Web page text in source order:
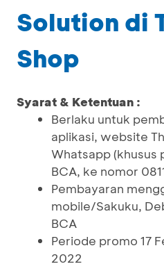
Solution di
Shop
Syarat & Ketentuan :
Berlaku untuk
aplikasi, website
Whatsapp (khusus
BCA, ke nomor
Pembayaran
mobile/Sakuku,
BCA
Periode promo 17
2022